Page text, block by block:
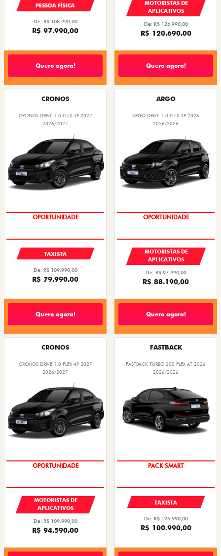
PESSOA FÍSICA
De: R$ 108.990,00
R$ 97.990,00
Quero agora!
MOTORISTAS DE
APLICATIVOS
De: R$ 126.990,00
R$ 120.690,00
Quero agora!
CRONOS
CRONOS DRIVE 1.0 FLEX 4P 2027
2026/2027
OPORTUNIDADE
TAXISTA
De: R$ 109.990,00
R$ 79.990,00
Quero agora!
ARGO
ARGO DRIVE 1.0 FLEX 4P 2026
2026/2026
OPORTUNIDADE
MOTORISTAS DE
APLICATIVOS
De: R$ 97.990,00
R$ 88.190,00
Quero agora!
CRONOS
CRONOS DRIVE 1.0 FLEX 4P 2027
2026/2027
OPORTUNIDADE
MOTORISTAS DE
APLICATIVOS
De: R$ 109.990,00
R$ 94.590,00
FASTBACK
FASTBACK TURBO 200 FLEX AT 2026
2026/2026
PACK SMART
TAXISTA
De: R$ 126.990,00
R$ 100.990,00